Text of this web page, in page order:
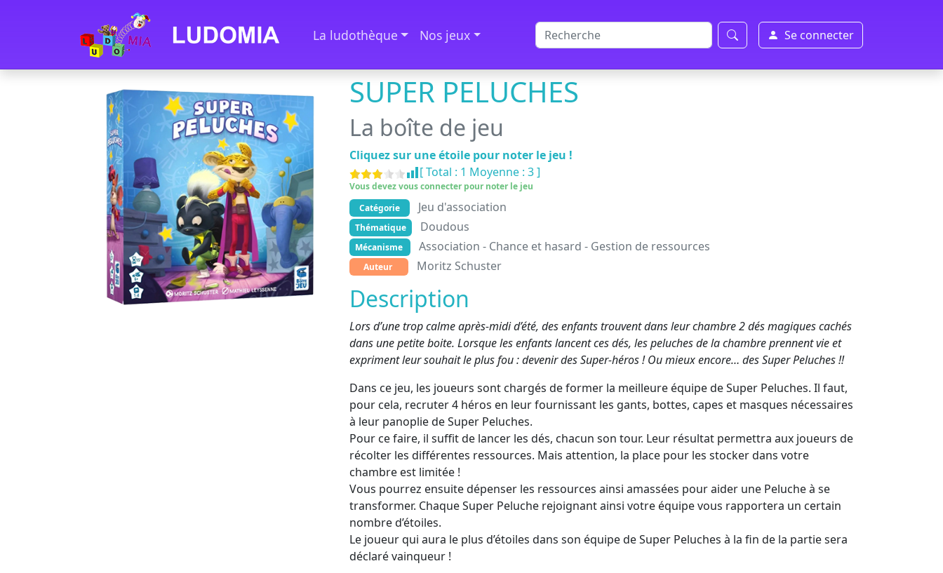
La ludothèque Nos jeux Se connecter
SUPER PELUCHES
La boîte de jeu
Cliquez sur une étoile pour noter le jeu !
[ Total : 1 Moyenne : 3]
Vous devez vous connecter pour noter le jeu
Catégorie
Jeu d'association
Thématique Doudous
Mécanisme Association - Chance et hasard - Gestion de ressources
Auteur Moritz Schuster
Description
Lors d’une trop calme après-midi d’été, des enfants trouvent dans leur chambre 2 dés magiques cachés
dans une petite boite. Lorsque les enfants lancent ces dés, les peluches de la chambre prennent vie et
expriment leur souhait le plus fou : devenir des Super-héros ! Ou mieux encore… des Super Peluches !!
Dans ce jeu, les joueurs sont chargés de former la meilleure équipe de Super Peluches. Il faut,
pour cela, recruter 4 héros en leur fournissant les gants, bottes, capes et masques nécessaires
à leur panoplie de Super Peluches.
Pour ce faire, il suffit de lancer les dés, chacun son tour. Leur résultat permettra aux joueurs de
récolter les différentes ressources. Mais attention, la place pour les stocker dans votre
chambre est limitée !
Vous pourrez ensuite dépenser les ressources ainsi amassées pour aider une Peluche à se
transformer. Chaque Super Peluche rejoignant ainsi votre équipe vous rapportera un certain
nombre d’étoiles.
Le joueur qui aura le plus d’étoiles dans son équipe de Super Peluches à la fin de la partie sera
déclaré vainqueur !